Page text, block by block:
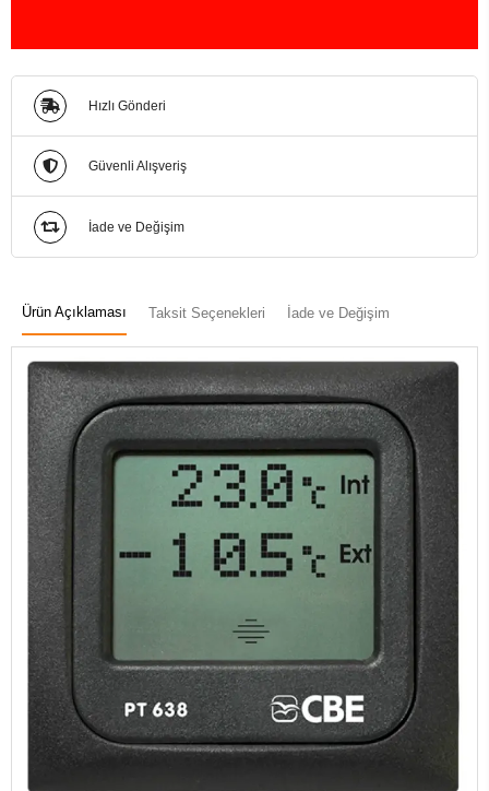
Hızlı Gönderi
Güvenli Alışveriş
İade ve Değişim
Ürün Açıklaması Taksit Seçenekleri İade ve Değişim